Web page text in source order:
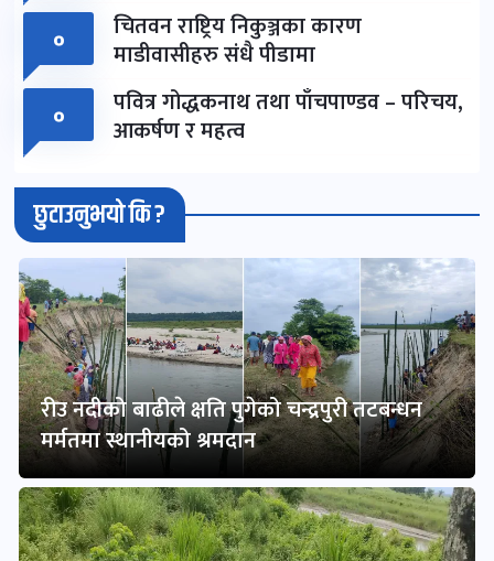
०
चितवन राष्ट्रिय निकुञ्जका कारण
माडीवासीहरु संधै पीडामा
०
पवित्र गोद्धकनाथ तथा पाँचपाण्डव – परिचय,
आकर्षण र महत्व
छुटाउनुभयो कि ?
रीउ नदीको बाढीले क्षति पुगेको चन्द्रपुरी तटबन्धन
मर्मतमा स्थानीयको श्रमदान